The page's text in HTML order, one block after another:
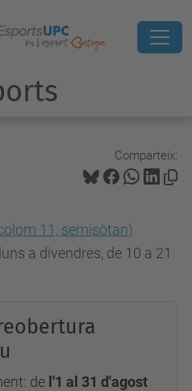
Comparteix:
11, semisòtan)
a divendres, de 10 a 21
de l'1 al 31 d'agost